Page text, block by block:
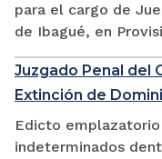
para el cargo de
de Ibagué, en
Juzgado Penal del
Extinción de
Edicto
indeterminados